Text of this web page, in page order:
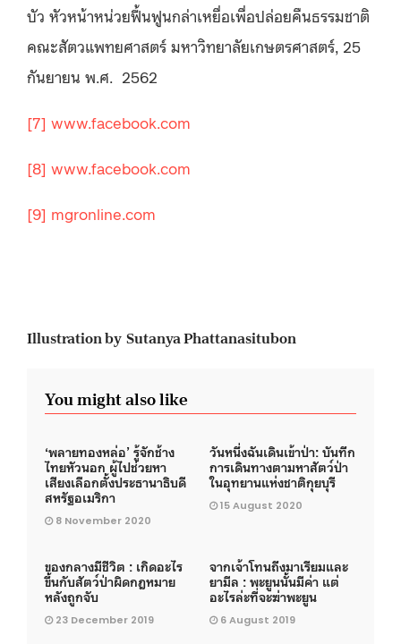
บัว หัวหน้าหน่วยฟื้นฟูนกล่าเหยื่อเพื่อปล่อยคืนธรรมชาติ
คณะสัตวแพทยศาสตร์ มหาวิทยาลัยเกษตรศาสตร์, 25
กันยายน พ.ศ. 2562
[7] www.facebook.com
[8] www.facebook.com
[9] mgronline.com
Illustration by Sutanya Phattanasitubon
You might also like
‘พลายทองหล่อ’ รู้จักช้าง
ไทยหัวนอก ผู้ไปช่วยหา
เสียงเลือกตั้งประธานาธิบดี
สหรัฐอเมริกา
8 November 2020
วันหนึ่งฉันเดินเข้าป่า: บันทึก
การเดินทางตามหาสัตว์ป่า
ในอุทยานแห่งชาติกุยบุรี
15 August 2020
ของกลางมีชีวิต : เกิดอะไร
ขึ้นกับสัตว์ป่าผิดกฎหมาย
หลังถูกจับ
23 December 2019
จากเจ้าโทนถึงมาเรียมและ
ยามีล : พะยูนนั้นมีค่า แต่
อะไรล่ะที่จะฆ่าพะยูน
6 August 2019